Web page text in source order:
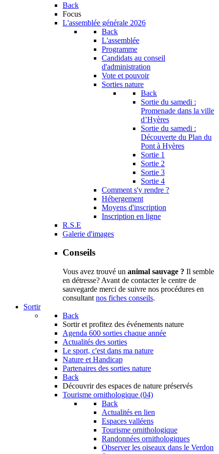
Back
Focus
L'assemblée générale 2026
Back
L'assemblée
Programme
Candidats au conseil
d'administration
Vote et pouvoir
Sorties nature
Back
Sortie du samedi :
Promenade dans la ville
d’Hyères
Sortie du samedi :
Découverte du Plan du
Pont à Hyères
Sortie 1
Sortie 2
Sortie 3
Sortie 4
Comment s'y rendre ?
Hébergement
Moyens d'inscription
Inscription en ligne
R.S.E
Galerie d'images
Conseils
Vous avez trouvé un animal sauvage ? Il semble
en détresse? Avant de contacter le centre de
sauvegarde merci de suivre nos procédures en
consultant nos fiches conseils.
Sortir
Back
Sortir et profitez des événements nature
Agenda 600 sorties chaque année
Actualités des sorties
Le sport, c'est dans ma nature
Nature et Handicap
Partenaires des sorties nature
Back
Découvrir des espaces de nature préservés
Tourisme ornithologique (04)
Back
Actualités en lien
Espaces valléens
Tourisme ornithologique
Randonnées ornithologiques
Observer les oiseaux dans le Verdon